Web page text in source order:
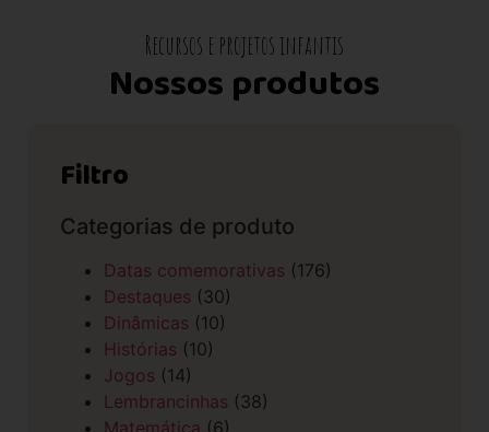
Recursos e projetos infantis
Nossos produtos
Filtro
Categorias de produto
Datas comemorativas (176)
Destaques (30)
Dinâmicas (10)
Histórias (10)
Jogos (14)
Lembrancinhas (38)
Matemática (6)